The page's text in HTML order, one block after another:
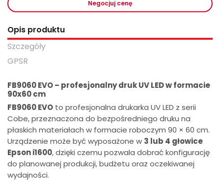
Negocjuj cenę
Opis produktu
Szczegóły
GPSR
FB9060 EVO – profesjonalny druk UV LED w formacie
90x60 cm
FB9060 EVO to profesjonalna drukarka UV LED z serii
Cobe, przeznaczona do bezpośredniego druku na
płaskich materiałach w formacie roboczym 90 × 60 cm.
Urządzenie może być wyposażone w 3 lub 4 głowice
Epson i1600, dzięki czemu pozwala dobrać konfigurację
do planowanej produkcji, budżetu oraz oczekiwanej
wydajności.